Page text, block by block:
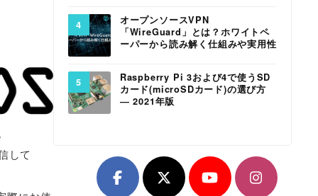
して
オープンソースVPN
「WireGuard」とは？ホワイトペ
ーパーから読み解く仕組みや実用性
Raspberry Pi 3および4で使うSD
カード(microSDカード)の選び方
― 2021年版